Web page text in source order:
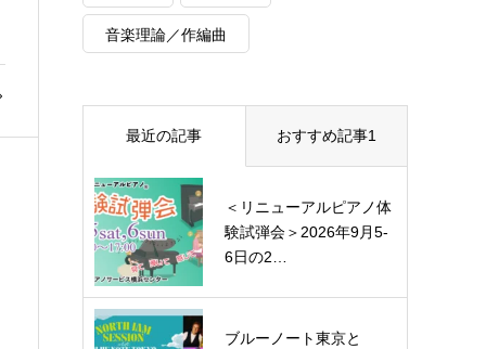
音楽理論／作編曲
最近の記事 おすすめ記事1
＜リニューアルピアノ体
験試弾会＞2026年9月5-
6日の2…
ブルーノート東京と